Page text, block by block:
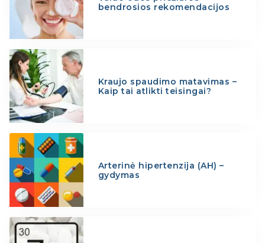
bendrosios rekomendacijos
Kraujo spaudimo matavimas –
Kaip tai atlikti teisingai?
Arterinė hipertenzija (AH) –
gydymas